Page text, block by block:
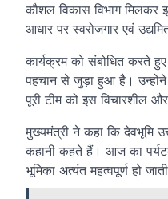
कौशल विकास विभाग मिलकर
आधार पर स्वरोजगार एवं
कार्यक्रम को संबोधित करते
पहचान से जुड़ा हुआ है। उन्होंने
पूरी टीम को इस विचारशील
मुख्यमंत्री ने कहा कि देवभूमि
कहानी कहते हैं। आज का
भूमिका अत्यंत महत्वपूर्ण हो